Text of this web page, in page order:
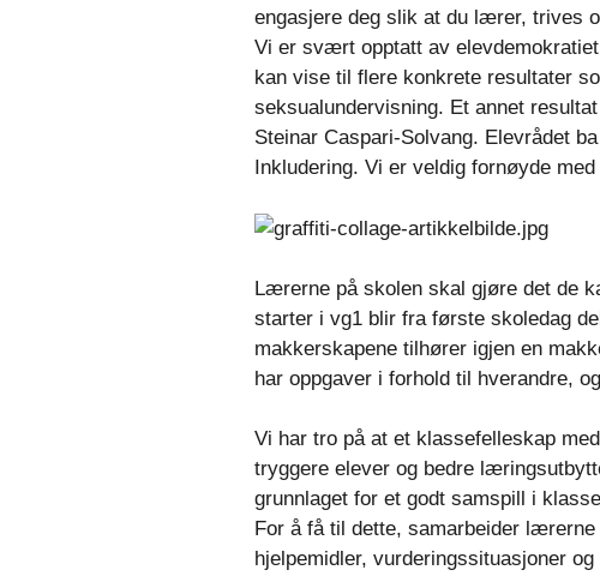
engasjere deg slik at du lærer, trives
Vi er svært opptatt av
kan vise til flere konkrete resultater
seksualundervisning. Et annet
Steinar Caspari-Solvang. Elevrådet
Inkludering. Vi er veldig fornøyde
Lærerne på skolen skal gjøre det de
starter i vg1 blir fra første skoledag
makkerskapene tilhører igjen en
har oppgaver i forhold til hverandre,
Vi har tro på at et klassefelleskap
tryggere elever og bedre
grunnlaget for et godt samspill i
For å få til dette, samarbeider
hjelpemidler, vurderingssituasjoner